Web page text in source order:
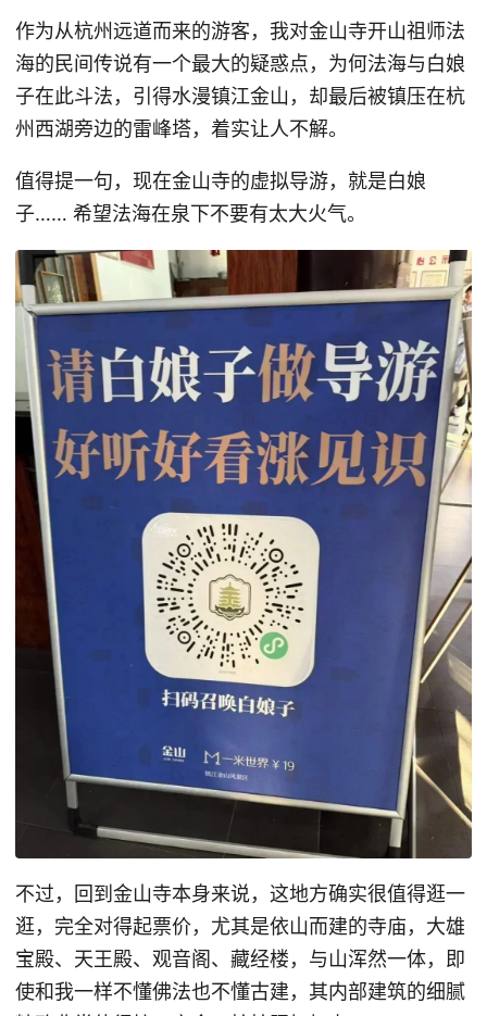
作为从杭州远道而来的游客，我对金山寺开山祖师法
海的民间传说有一个最大的疑惑点，为何法海与白娘
子在此斗法，引得水漫镇江金山，却最后被镇压在杭
州西湖旁边的雷峰塔，着实让人不解。
值得提一句，现在金山寺的虚拟导游，就是白娘
子…… 希望法海在泉下不要有太大火气。
不过，回到金山寺本身来说，这地方确实很值得逛一
逛，完全对得起票价，尤其是依山而建的寺庙，大雄
宝殿、天王殿、观音阁、藏经楼，与山浑然一体，即
使和我一样不懂佛法也不懂古建，其内部建筑的细腻